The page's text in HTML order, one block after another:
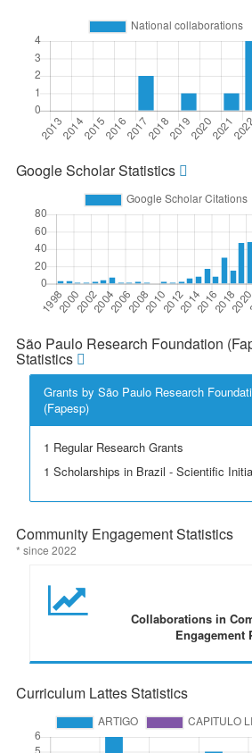
Google Scholar Statistics
São Paulo Research Foundation
Statistics
Grants by São Paulo Research
(Fapesp)
1 Regular Research Grants
1 Scholarships in Brazil - Scientific
Community Engagement Statistics
* since 2022
Collaborations in
Engagement
Curriculum Lattes Statistics